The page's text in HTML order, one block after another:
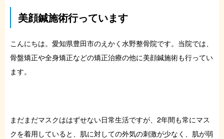
症状・お悩み別メニュー
ご予約はこちら
美顔鍼施術行っています
こんにちは。愛知県豊田市のえかく水野整骨院です。当院では、
骨盤矯正や全身矯正などの矯正治療の他に美顔鍼施術も行ってい
ます。
まだまだマスクははずせない日常生活ですが、2年間も常にマス
クを着用していると、肌に対しての外気の刺激が少なく、肌が弱